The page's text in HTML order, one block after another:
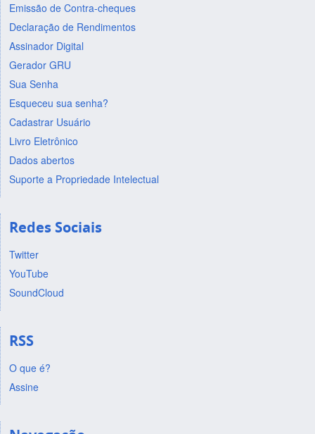
Emissão de Contra-cheques
Declaração de Rendimentos
Assinador Digital
Gerador GRU
Sua Senha
Esqueceu sua senha?
Cadastrar Usuário
Livro Eletrônico
Dados abertos
Suporte a Propriedade Intelectual
Redes Sociais
Twitter
YouTube
SoundCloud
RSS
O que é?
Assine